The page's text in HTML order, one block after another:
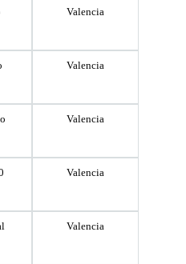
Valencia
Valencia
Valencia
Valencia
Valencia